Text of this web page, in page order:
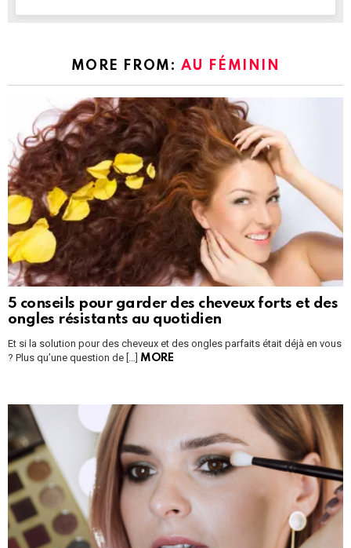
MORE FROM: AU FÉMININ
5 conseils pour garder des cheveux forts et des
ongles résistants au quotidien
Et si la solution pour des cheveux et des ongles parfaits était déjà en vous
? Plus qu’une question de […]
MORE